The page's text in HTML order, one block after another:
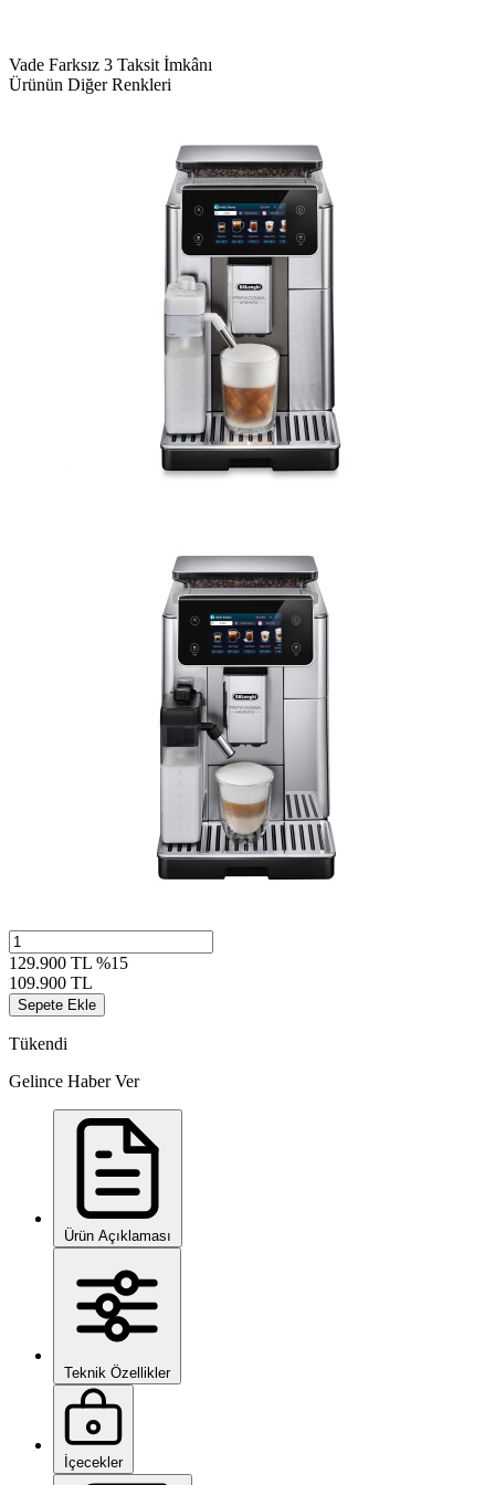
Vade Farksız 3 Taksit İmkânı
Ürünün Diğer Renkleri
129.900 TL %15
109.900 TL
Sepete Ekle
Tükendi
Gelince Haber Ver
Ürün Açıklaması
Teknik Özellikler
İçecekler